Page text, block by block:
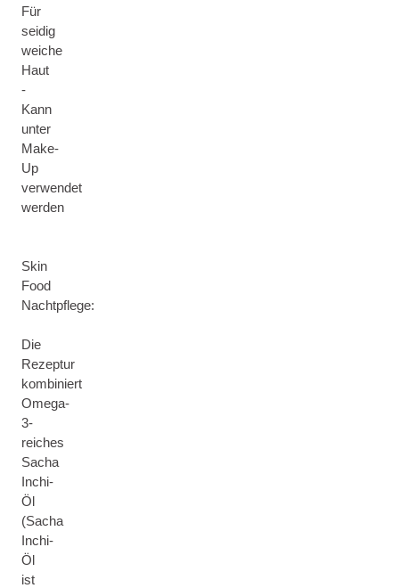
Für
seidig
weiche
Haut
-
Kann
unter
Make-
Up
verwendet
werden
Skin
Food
Nachtpflege:
Die
Rezeptur
kombiniert
Omega-
3-
reiches
Sacha
Inchi-
Öl
(Sacha
Inchi-
Öl
ist